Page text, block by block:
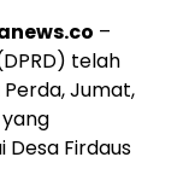
–
telah
Jumat,
Desa Firdaus